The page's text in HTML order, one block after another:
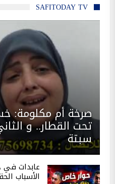
SAFITODAY TV
صرخة أم مكلومة:
تحت القطار.. و
سبتة
عابدات
الأسباب